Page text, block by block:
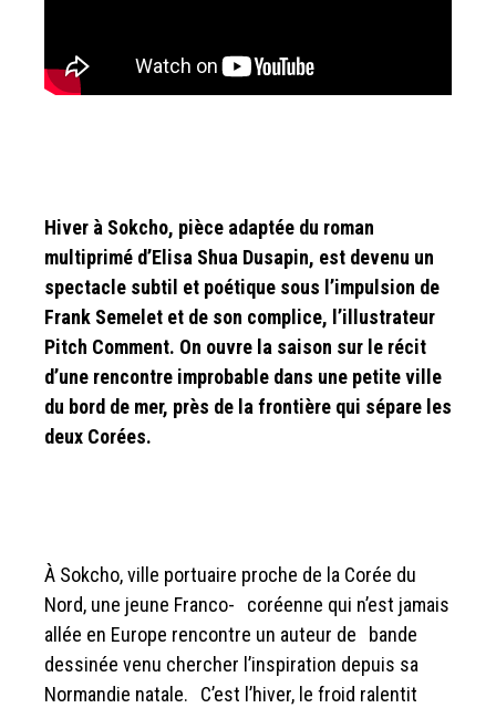
Hiver à Sokcho, pièce adaptée du roman
multiprimé d’Elisa Shua Dusapin, est devenu un
spectacle subtil et poétique sous l’impulsion de
Frank Semelet et de son complice, l’illustrateur
Pitch Comment. On ouvre la saison sur le récit
d’une rencontre improbable dans une petite ville
du bord de mer, près de la frontière qui sépare les
deux Corées.
À Sokcho, ville portuaire proche de la Corée du
Nord, une jeune Franco- coréenne qui n’est jamais
allée en Europe rencontre un auteur de bande
dessinée venu chercher l’inspiration depuis sa
Normandie natale. C’est l’hiver, le froid ralentit